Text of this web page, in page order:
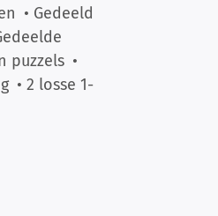
• Gedeeld
puzzels •
• 2 losse 1-